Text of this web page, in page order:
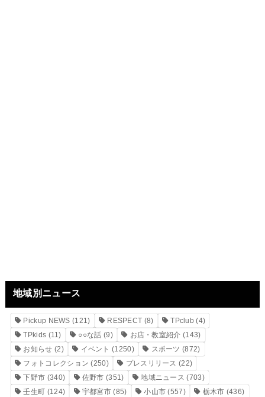
地域別ニュース
Pickup NEWS (121) RESPECT (8) TPclub (4)
TPkids (11) ○○な話 (9) お店・教室紹介 (143)
お知らせ (2) イベント (1250) スポーツ (872)
フォトコレクション (250) プレスリリース (22)
下野市 (340) 佐野市 (351) 地域ニュース (703)
壬生町 (124) 宇都宮市 (85) 小山市 (557) 栃木市 (436)